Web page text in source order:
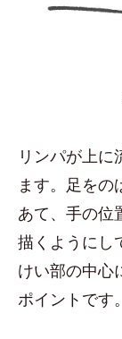
リンパが上
ます。足をの
あて、手の位
描くようにし
けい部の中心
ポイントです。